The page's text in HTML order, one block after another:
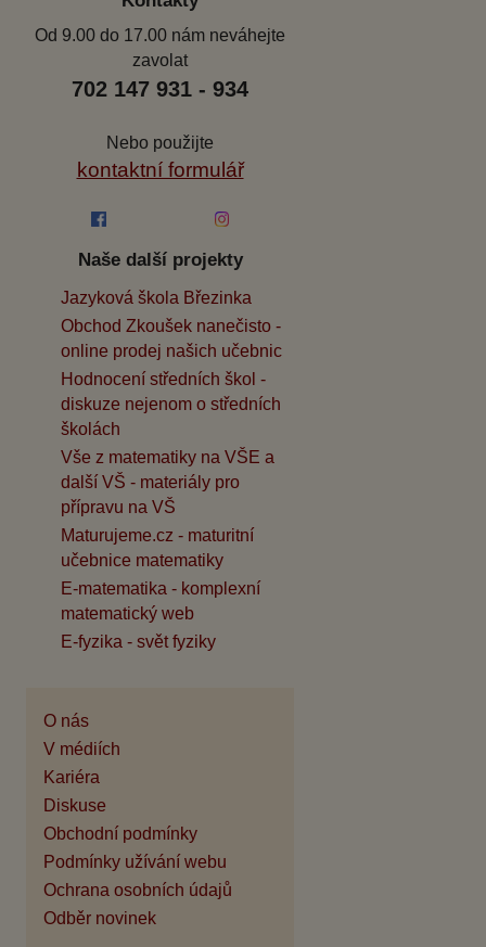
Od 9.00 do 17.00 nám neváhejte
zavolat
702 147 931 - 934
Nebo použijte
kontaktní formulář
Naše další projekty
Jazyková škola Březinka
Obchod Zkoušek nanečisto -
online prodej našich učebnic
Hodnocení středních škol -
diskuze nejenom o středních
školách
Vše z matematiky na VŠE a
další VŠ - materiály pro
přípravu na VŠ
Maturujeme.cz - maturitní
učebnice matematiky
E-matematika - komplexní
matematický web
E-fyzika - svět fyziky
O nás
V médiích
Kariéra
Diskuse
Obchodní podmínky
Podmínky užívání webu
Ochrana osobních údajů
Odběr novinek